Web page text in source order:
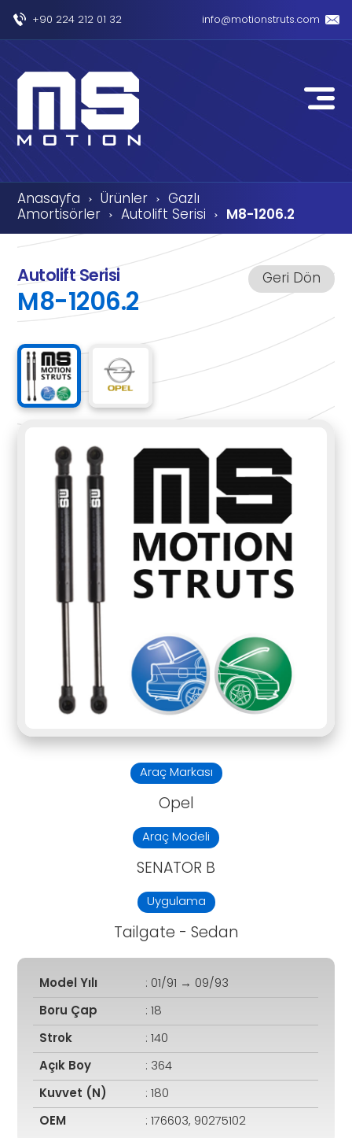
+90 224 212 01 32 info@motionstruts.com
Anasayfa › Ürünler › Gazlı
Amortisörler › Autolift Serisi › M8-1206.2
Geri Dön
Autolift Serisi
M8-1206.2
Araç Markası
Opel
Araç Modeli
SENATOR B
Uygulama
Tailgate - Sedan
Model Yılı : 01/91 → 09/93
Boru Çap : 18
Strok : 140
Açık Boy : 364
Kuvvet (N) : 180
OEM : 176603, 90275102